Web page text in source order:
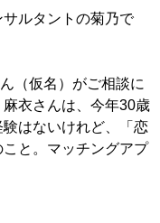
ルタントの菊乃で
（仮名）がご相談に
衣さんは、今年30歳
はないけれど、「恋
と。マッチングアプ